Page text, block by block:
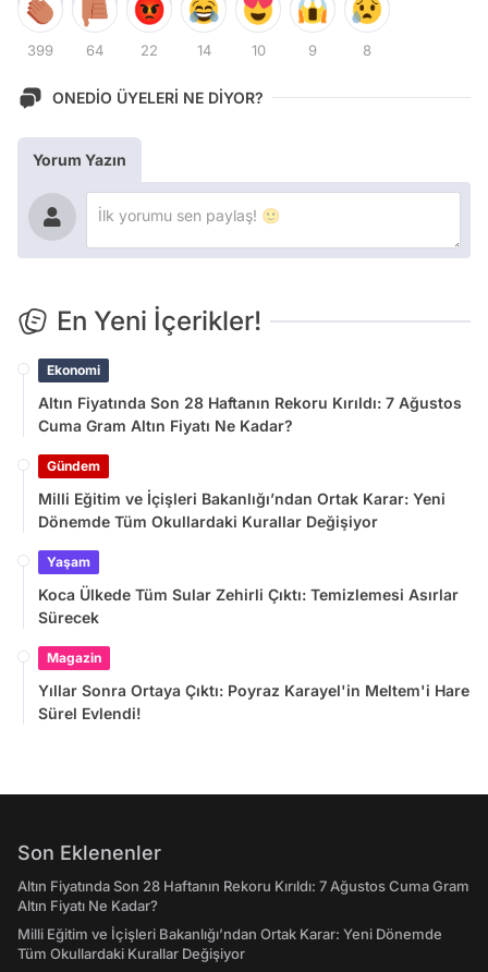
399 64 22 14 10 9 8
ONEDİO ÜYELERİ NE DİYOR?
Yorum Yazın
En Yeni İçerikler!
Ekonomi
Altın Fiyatında Son 28 Haftanın Rekoru Kırıldı: 7 Ağustos
Cuma Gram Altın Fiyatı Ne Kadar?
Gündem
Milli Eğitim ve İçişleri Bakanlığı’ndan Ortak Karar: Yeni
Dönemde Tüm Okullardaki Kurallar Değişiyor
Yaşam
Koca Ülkede Tüm Sular Zehirli Çıktı: Temizlemesi Asırlar
Sürecek
Magazin
Yıllar Sonra Ortaya Çıktı: Poyraz Karayel'in Meltem'i Hare
Sürel Evlendi!
Son Eklenenler
Altın Fiyatında Son 28 Haftanın Rekoru Kırıldı: 7 Ağustos Cuma Gram
Altın Fiyatı Ne Kadar?
Milli Eğitim ve İçişleri Bakanlığı’ndan Ortak Karar: Yeni Dönemde
Tüm Okullardaki Kurallar Değişiyor